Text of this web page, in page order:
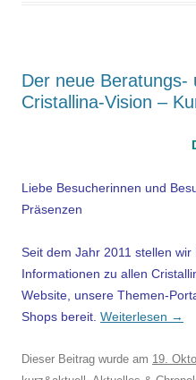
Der neue Beratungs-
Cristallina-Vision –
Liebe Besucherinnen und
Präsenzen
Seit dem Jahr 2011 stellen
Informationen zu allen
Website, unsere Themen-
Shops bereit. Weiterlesen →
Dieser Beitrag wurde am 19.